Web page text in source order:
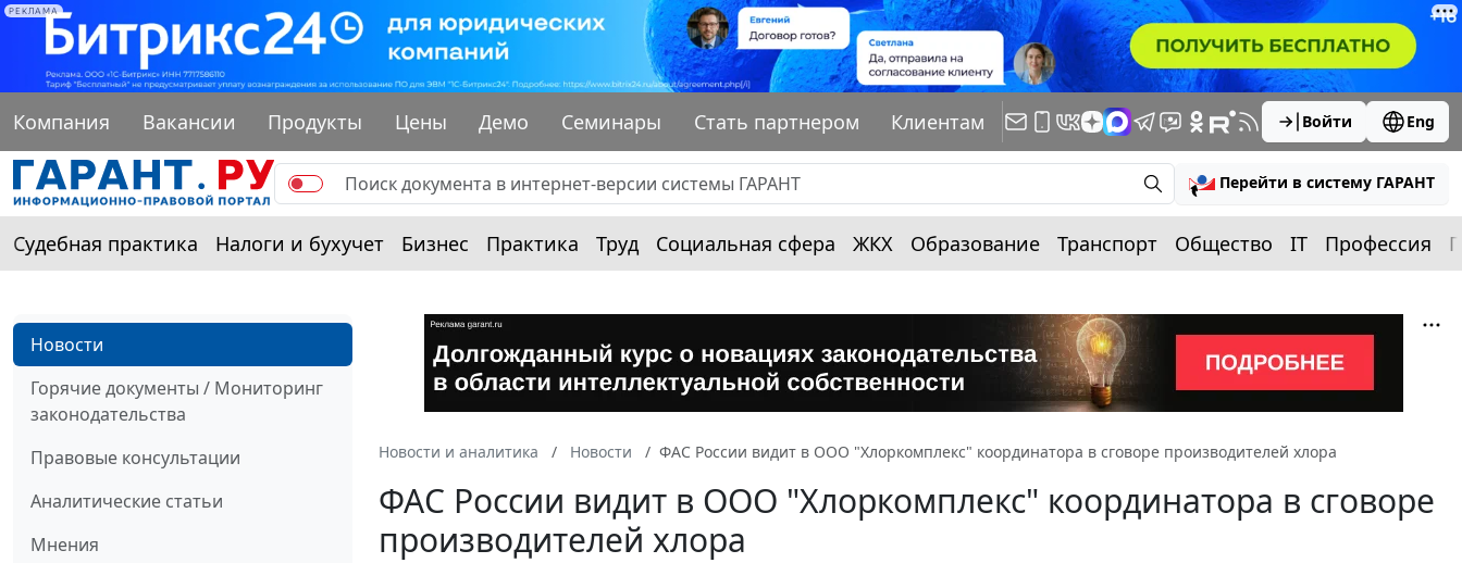
РЕКЛАМА
Компания Вакансии Продукты Цены Демо Семинары Стать партнером Клиентам Войти Eng
Перейти в систему ГАРАНТ
Судебная практика Налоги и бухучет Бизнес Практика Труд Социальная сфера ЖКХ Образование Транспорт Общество IT Профессия
Новости
Горячие документы / Мониторинг
законодательства
Правовые консультации
Аналитические статьи
Мнения
Новости и аналитика Новости ФАС России видит в ООО "Хлоркомплекс" координатора в сговоре производителей хлора
ФАС России видит в ООО "Хлоркомплекс" координатора в сговоре
производителей хлора